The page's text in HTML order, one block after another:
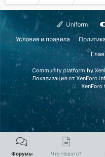
Uniform
Условия и правила
Community platform by
Локализация от
XenForo
Форумы Что Нового?